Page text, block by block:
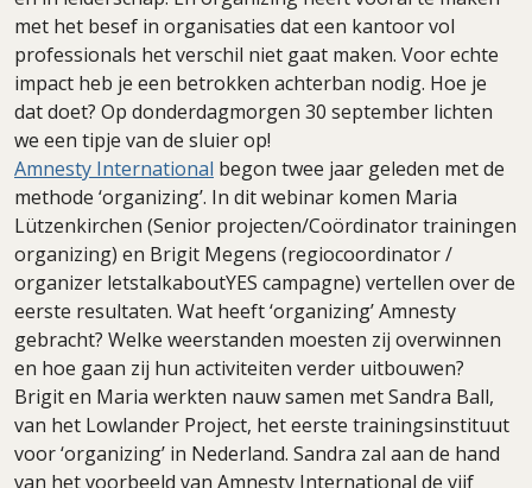
met het besef in organisaties dat een kantoor vol
professionals het verschil niet gaat maken. Voor echte
impact heb je een betrokken achterban nodig. Hoe je
dat doet? Op donderdagmorgen 30 september lichten
we een tipje van de sluier op!
Amnesty International begon twee jaar geleden met de
methode ‘organizing’. In dit webinar komen Maria
Lützenkirchen (Senior projecten/Coördinator trainingen
organizing) en Brigit Megens (regiocoordinator /
organizer letstalkaboutYES campagne) vertellen over de
eerste resultaten. Wat heeft ‘organizing’ Amnesty
gebracht? Welke weerstanden moesten zij overwinnen
en hoe gaan zij hun activiteiten verder uitbouwen?
Brigit en Maria werkten nauw samen met Sandra Ball,
van het Lowlander Project, het eerste trainingsinstituut
voor ‘organizing’ in Nederland. Sandra zal aan de hand
van het voorbeeld van Amnesty International de vijf